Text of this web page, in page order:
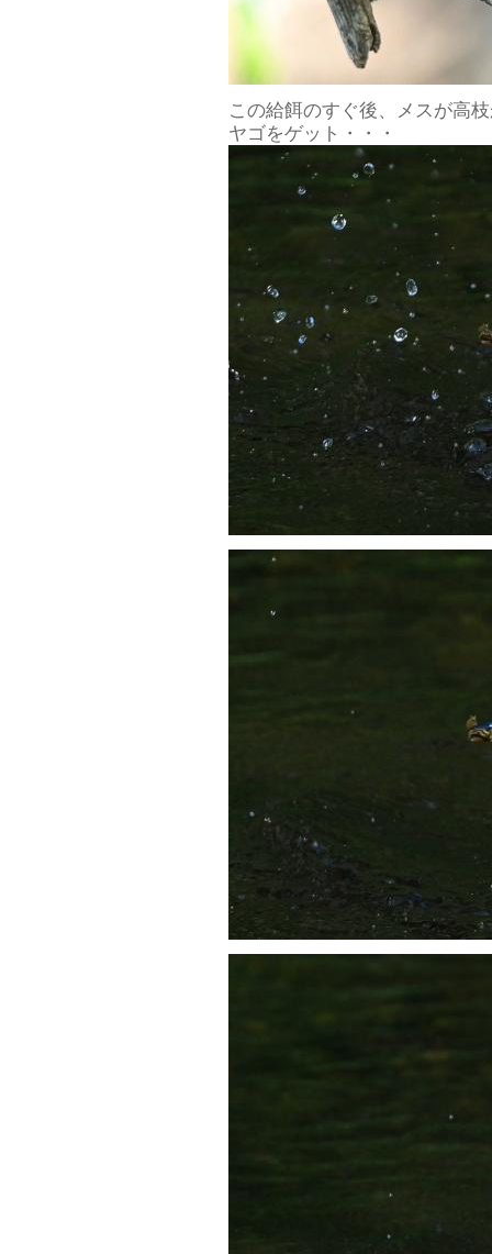
この給餌のすぐ後、メスが高
ヤゴをゲット・・・